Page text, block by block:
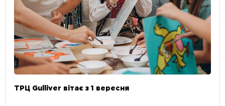
ТРЦ Gulliver вітає з 1 вересня